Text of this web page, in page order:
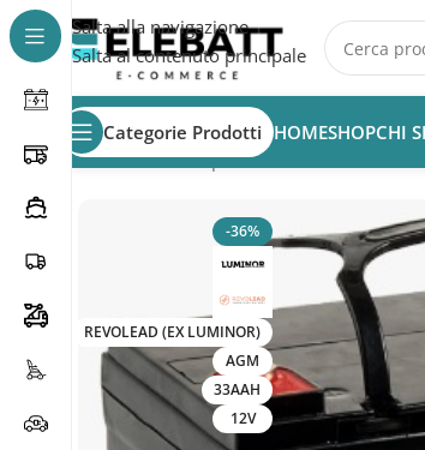
Salta alla navigazione
Salta al contenuto principale
Categorie Prodotti HOMESHOPCHI
Home/Batterie per Veicoli Elettrici
-36%
REVOLEAD (EX LUMINOR)
AGM
33AAH
12V